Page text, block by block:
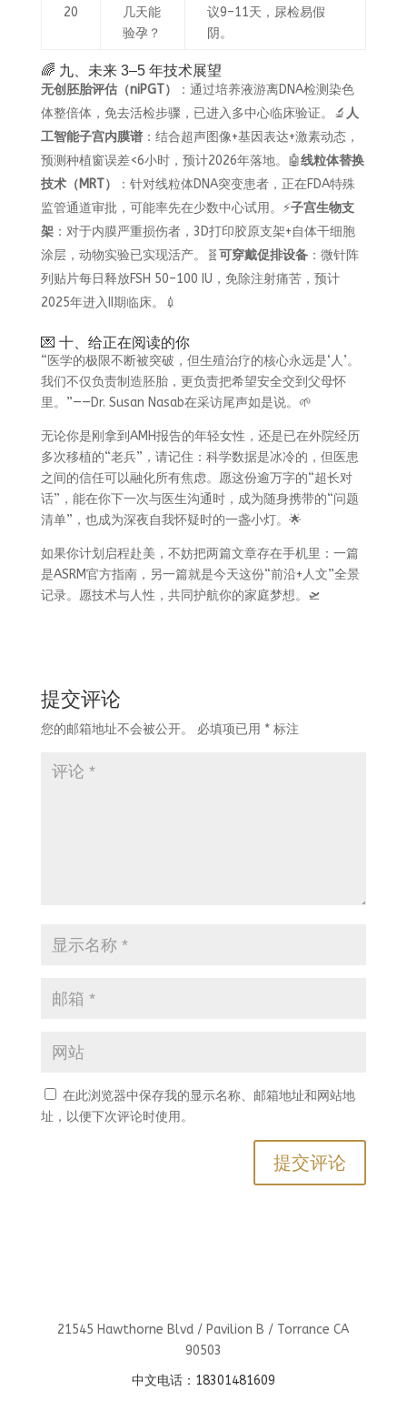
20
几天能
验孕？
议9–11天，尿检易假
阴。
🌈 九、未来 3–5 年技术展望
无创胚胎评估（niPGT）
：通过培养液游离DNA检测染色
体整倍体，免去活检步骤，已进入多中心临床验证。🔬 人
工智能子宫内膜谱：结合超声图像+基因表达+激素动态，
预测种植窗误差<6小时，预计2026年落地。🤖线粒体替换
技术（MRT）
：针对线粒体DNA突变患者，正在FDA特殊
监管通道审批，可能率先在少数中心试用。⚡子宫生物支
架：对于内膜严重损伤者，3D打印胶原支架+自体干细胞
涂层，动物实验已实现活产。🧬可穿戴促排设备：微针阵
列贴片每日释放FSH 50–100 IU，免除注射痛苦，预计
2025年进入II期临床。💉
💌 十、给正在阅读的你
“医学的极限不断被突破，但生殖治疗的核心永远是‘人’。
我们不仅负责制造胚胎，更负责把希望安全交到父母怀
里。”——Dr. Susan Nasab在采访尾声如是说。🌱
无论你是刚拿到AMH报告的年轻女性，还是已在外院经历
多次移植的“老兵”，请记住：科学数据是冰冷的，但医患
之间的信任可以融化所有焦虑。愿这份逾万字的“超长对
话”，能在你下一次与医生沟通时，成为随身携带的“问题
清单”，也成为深夜自我怀疑时的一盏小灯。🌟
如果你计划启程赴美，不妨把两篇文章存在手机里：一篇
是ASRM官方指南，另一篇就是今天这份“前沿+人文”全景
记录。愿技术与人性，共同护航你的家庭梦想。🛫
提交评论
您的邮箱地址不会被公开。 必填项已用 *标注
在此浏览器中保存我的显示名称、邮箱地址和网站地
址，以便下次评论时使用。
21545 Hawthorne Blvd / Pavilion B / Torrance CA
90503
中文电话：18301481609